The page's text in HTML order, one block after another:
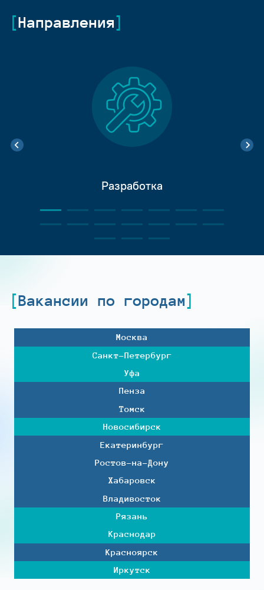
Направления
Разработка
Вакансии по городам
Москва
Санкт-Петербург
Уфа
Пенза
Томск
Новосибирск
Екатеринбург
Ростов-на-Дону
Хабаровск
Владивосток
Рязань
Краснодар
Красноярск
Иркутск